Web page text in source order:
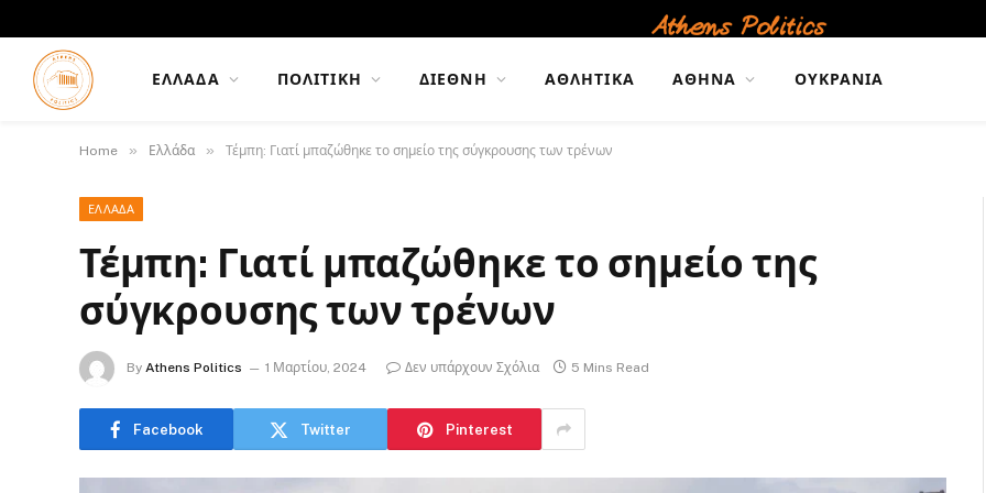
ΕΛΛΆΔΑ ΠΟΛΙΤΙΚΉ ΔΙΕΘΝΉ ΑΘΛΗΤΙΚΆ ΑΘΉΝΑ ΟΥΚΡΑΝΊΑ
Home » Ελλάδα » Τέμπη: Γιατί μπαζώθηκε το σημείο της σύγκρουσης των τρένων
ΕΛΛΆΔΑ
Τέμπη: Γιατί μπαζώθηκε το σημείο της
σύγκρουσης των τρένων
By Athens Politics 1 Μαρτίου, 2024 Δεν υπάρχουν Σχόλια 5 Mins Read
Facebook Twitter Pinterest